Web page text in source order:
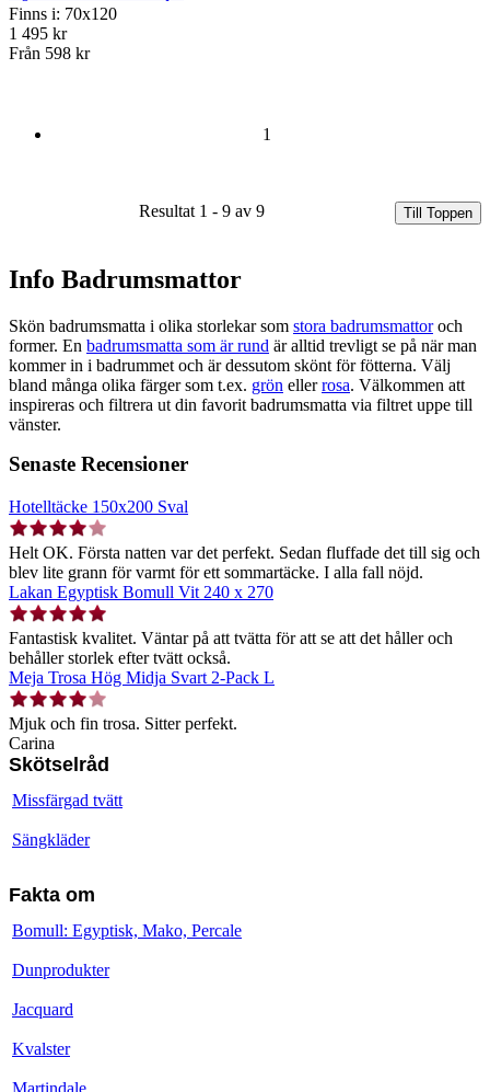
Finns i: 70x120
1 495 kr
Från 598 kr
1
Resultat 1 - 9 av 9 Till Toppen
Info Badrumsmattor
Skön badrumsmatta i olika storlekar som stora badrumsmattoroch
former. En badrumsmatta som är rund är alltid trevligt se på när man
kommer in i badrummet och är dessutom skönt för fötterna. Välj
bland många olika färger som t.ex. grön ellerrosa. Välkommen att
inspireras och filtrera ut din favorit badrumsmatta via filtret uppe till
vänster.
Senaste Recensioner
Hotelltäcke 150x200 Sval
Helt OK. Första natten var det perfekt. Sedan fluffade det till sig och
blev lite grann för varmt för ett sommartäcke. I alla fall nöjd.
Lakan Egyptisk Bomull Vit 240 x 270
Fantastisk kvalitet. Väntar på att tvätta för att se att det håller och
behåller storlek efter tvätt också.
Meja Trosa Hög Midja Svart 2-Pack L
Mjuk och fin trosa. Sitter perfekt.
Carina
Skötselråd
Missfärgad tvätt
Sängkläder
Fakta om
Bomull: Egyptisk, Mako, Percale
Dunprodukter
Jacquard
Kvalster